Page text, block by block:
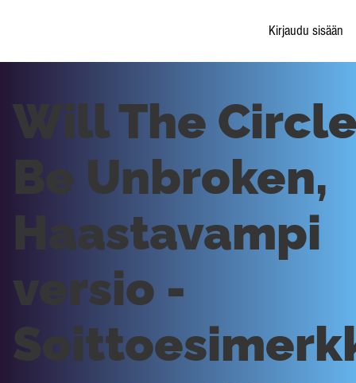
Kirjaudu sisään
Will The
Be Unbroken,
Haastavampi
versio -